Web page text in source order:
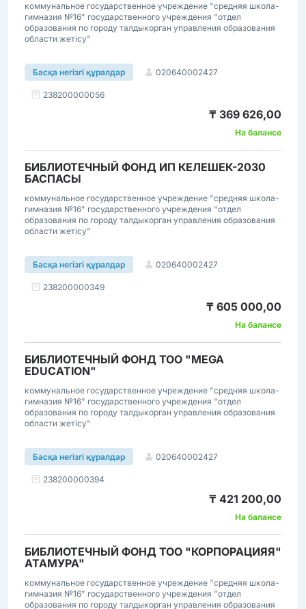
коммунальное государственное учреждение "средняя школа-
гимназия №16" государственного учреждения "отдел
образования по городу талдыкорган управления образования
области жетісу"
Басқа негізгі құралдар 020640002427
238200000056
₸ 369 626,00
На балансе
БИБЛИОТЕЧНЫЙ ФОНД ИП КЕЛЕШЕК-2030
БАСПАСЫ
коммунальное государственное учреждение "средняя школа-
гимназия №16" государственного учреждения "отдел
образования по городу талдыкорган управления образования
области жетісу"
Басқа негізгі құралдар 020640002427
238200000349
₸ 605 000,00
На балансе
БИБЛИОТЕЧНЫЙ ФОНД ТОО "MEGA
EDUCATION"
коммунальное государственное учреждение "средняя школа-
гимназия №16" государственного учреждения "отдел
образования по городу талдыкорган управления образования
области жетісу"
Басқа негізгі құралдар 020640002427
238200000394
₸ 421 200,00
На балансе
БИБЛИОТЕЧНЫЙ ФОНД ТОО "КОРПОРАЦИЯЯ"
АТАМУРА"
коммунальное государственное учреждение "средняя школа-
гимназия №16" государственного учреждения "отдел
образования по городу талдыкорган управления образования